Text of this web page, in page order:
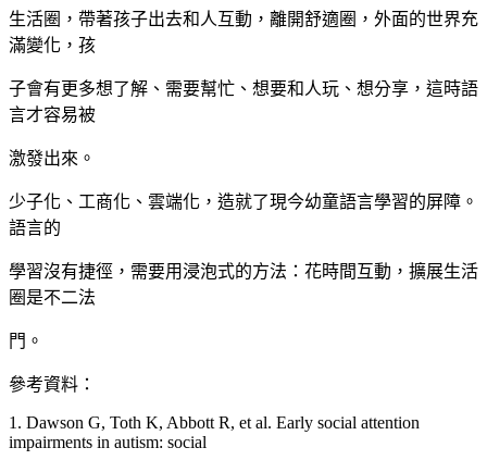
生活圈，帶著孩子出去和人互動，離開舒適圈，外面的世界充
滿變化，孩
子會有更多想了解、需要幫忙、想要和人玩、想分享，這時語
言才容易被
激發出來。
少子化、工商化、雲端化，造就了現今幼童語言學習的屏障。
語言的
學習沒有捷徑，需要用浸泡式的方法：花時間互動，擴展生活
圈是不二法
門。
參考資料：
1. Dawson G, Toth K, Abbott R, et al. Early social attention
impairments in autism: social